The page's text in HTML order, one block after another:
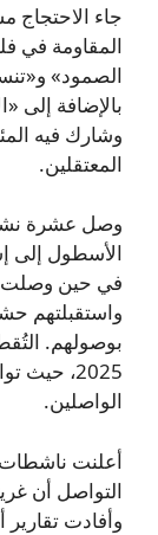
جاء الاحتجاج
المقاومة في
الصمود»
بالإضافة إلى
وشارك فيه
المعتقلين.
وصل عشرة
في حين وصلت
واستقبلتهم
2025،
الواصلين.
أعلنت
التواصل أن
وأفادت تقارير